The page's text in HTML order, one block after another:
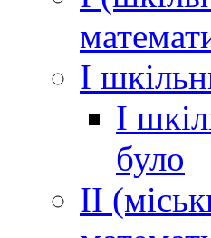
І
І
було
ІІ